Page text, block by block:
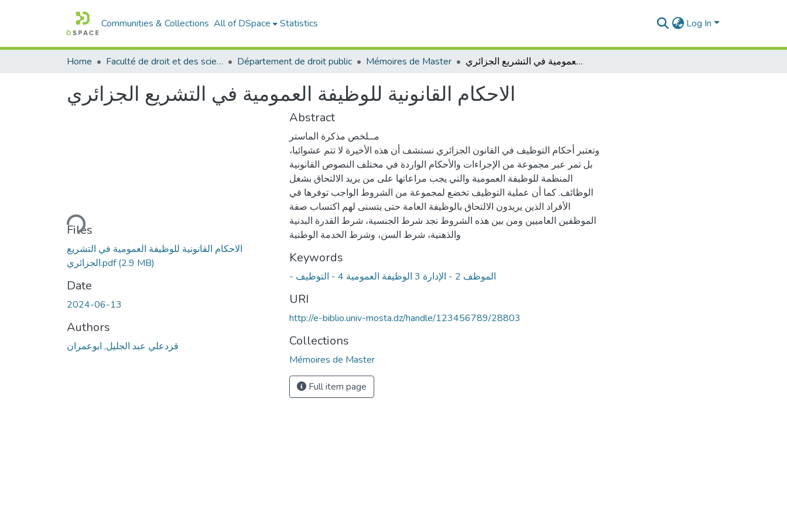
Communities & Collections All of DSpace Statistics Log In
Home Faculté de droit et des sciences politiques Département de droit public Mémoires de Master الاحكام القانونية للوظيفة العمومية في التشريع الجزائري
الاحكام القانونية للوظيفة العمومية في التشريع الجزائري
Loading...
Files
الاحكام القانونية للوظيفة العمومية في التشريع
الجزائري.pdf(2.9 MB)
Date
2024-06-13
Authors
قزدعلي عبد الجليل, ابوعمران
Abstract
مــلخص مذكرة الماستر
وتعتبر أحكام التوظيف في القانون الجزائري نستشف أن هذه الأخيرة لا تتم عشوائيا،
بل تمر عبر مجموعة من الإجراءات والأحكام الواردة في مختلف النصوص القانونية
المنظمة للوظيفة العمومية والتي يجب مراعاتها على من يريد الالتحاق بشغل
الوظائف. كما أن عملية التوظيف تخضع لمجموعة من الشروط الواجب توفرها في
الأفراد الذين يريدون الالتحاق بالوظيفة العامة حتى يتسنى لهم اكتساب صفة
الموظفين العاميين ومن بين هذه الشروط نجد شرط الجنسية، شرط القدرة البدنية
والذهنية، شرط السن، وشرط الخدمة الوطنية
Keywords
- الموظف 2 - الإدارة 3 الوظيفة العمومية 4 - التوظيف
URI
http://e-biblio.univ-mosta.dz/handle/123456789/28803
Collections
Mémoires de Master
Full item page